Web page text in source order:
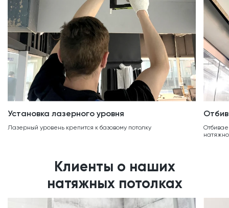
Установка лазерного уровня
Лазерный уровень крепится к базовому потолку
Клиенты о наших
натяжных потолках